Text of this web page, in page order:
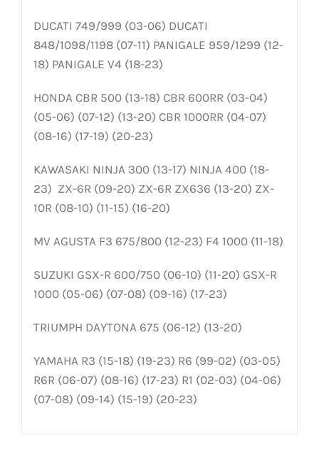
DUCATI 749/999 (03-06) DUCATI
848/1098/1198 (07-11) PANIGALE 959/1299 (12-
18) PANIGALE V4 (18-23)
HONDA CBR 500 (13-18) CBR 600RR (03-04)
(05-06) (07-12) (13-20) CBR 1000RR (04-07)
(08-16) (17-19) (20-23)
KAWASAKI NINJA 300 (13-17) NINJA 400 (18-
23) ZX-6R (09-20) ZX-6R ZX636 (13-20) ZX-
10R (08-10) (11-15) (16-20)
MV AGUSTA F3 675/800 (12-23) F4 1000 (11-18)
SUZUKI GSX-R 600/750 (06-10) (11-20) GSX-R
1000 (05-06) (07-08) (09-16) (17-23)
TRIUMPH DAYTONA 675 (06-12) (13-20)
YAMAHA R3 (15-18) (19-23) R6 (99-02) (03-05)
R6R (06-07) (08-16) (17-23) R1 (02-03) (04-06)
(07-08) (09-14) (15-19) (20-23)